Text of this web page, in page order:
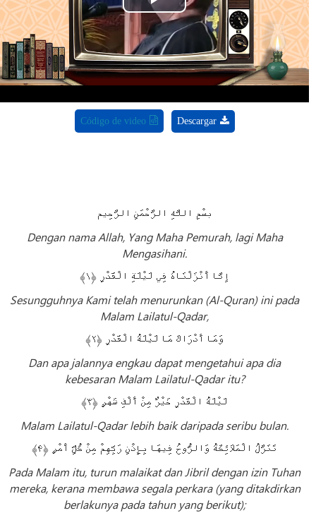
Play
Video
Código de video Descargar
بسْمِ اللَّهِ الرَّحْمَنِ الرَّحِيم
Dengan nama Allah, Yang Maha Pemurah, lagi Maha
Mengasihani.
إِنَّا أَنْزَلْنَاهُ فِي لَيْلَةِ الْقَدْرِ ﴿۱﴾
Sesungguhnya Kami telah menurunkan (Al-Quran) ini pada
Malam Lailatul-Qadar,
وَمَا أَدْرَاكَ مَا لَيْلَةُ الْقَدْرِ ﴿۲﴾
Dan apa jalannya engkau dapat mengetahui apa dia
kebesaran Malam Lailatul-Qadar itu?
لَيْلَةُ الْقَدْرِ خَيْرٌ مِنْ أَلْفِ شَهْرٍ ﴿۳﴾
Malam Lailatul-Qadar lebih baik daripada seribu bulan.
تَنَزَّلُ الْمَلَائِكَةُ وَالرُّوحُ فِيهَا بِإِذْنِ رَبِّهِمْ مِنْ كُلِّ أَمْرٍ ﴿۴﴾
Pada Malam itu, turun malaikat dan Jibril dengan izin Tuhan
mereka, kerana membawa segala perkara (yang ditakdirkan
berlakunya pada tahun yang berikut);